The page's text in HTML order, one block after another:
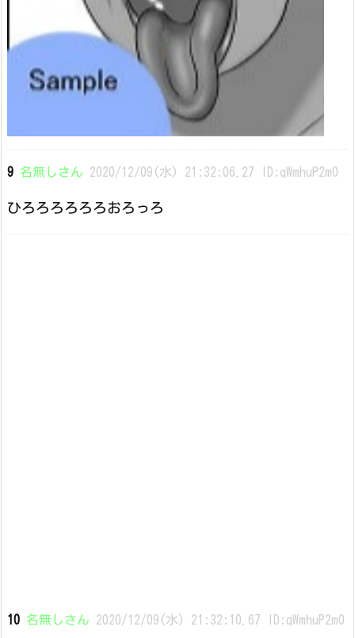
9 名無しさん 2020/12/09(水) 21:32:06.27 ID:qWmhuP2m0
ひろろろろろろおろっろ
10 名無しさん 2020/12/09(水) 21:32:10.67 ID:qWmhuP2m0